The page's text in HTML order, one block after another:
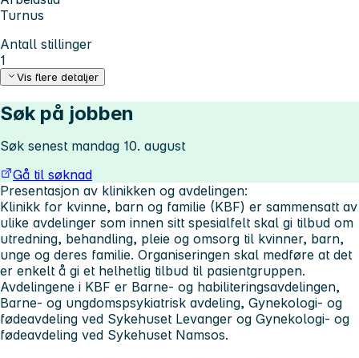
Turnus
Antall stillinger
1
Vis flere detaljer
Søk på jobben
Søk senest mandag 10. august
Gå til søknad
Presentasjon av klinikken og avdelingen:
Klinikk for kvinne, barn og familie (KBF) er sammensatt av
ulike avdelinger som innen sitt spesialfelt skal gi tilbud om
utredning, behandling, pleie og omsorg til kvinner, barn,
unge og deres familie. Organiseringen skal medføre at det
er enkelt å gi et helhetlig tilbud til pasientgruppen.
Avdelingene i KBF er Barne- og habiliteringsavdelingen,
Barne- og ungdomspsykiatrisk avdeling, Gynekologi- og
fødeavdeling ved Sykehuset Levanger og Gynekologi- og
fødeavdeling ved Sykehuset Namsos.